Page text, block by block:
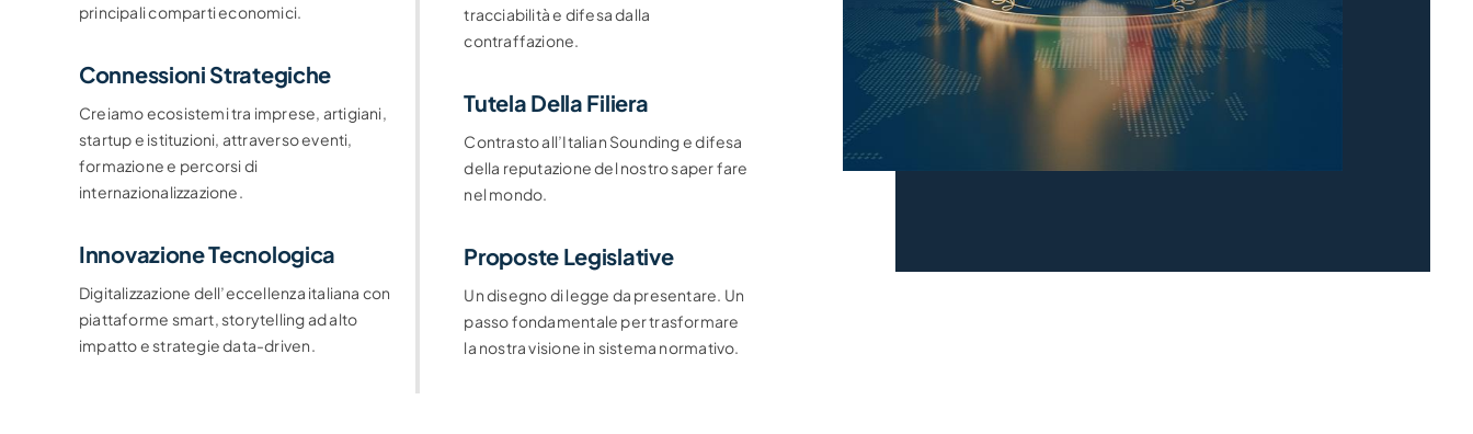
principali comparti economici.
Connessioni Strategiche
Creiamo ecosistemi tra imprese, artigiani,
startup e istituzioni, attraverso eventi,
formazione e percorsi di
internazionalizzazione.
Innovazione Tecnologica
Digitalizzazione dell’eccellenza italiana con
piattaforme smart, storytelling ad alto
impatto e strategie data-driven.
tracciabilità e difesa dalla
contraffazione.
Tutela Della Filiera
Contrasto all’Italian Sounding e difesa
della reputazione del nostro saper fare
nel mondo.
Proposte Legislative
Un disegno di legge da presentare. Un
passo fondamentale per trasformare
la nostra visione in sistema normativo.